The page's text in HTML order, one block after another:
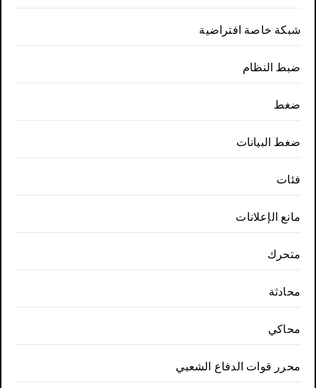
شبكة خاصة افتراضية
ضبط النظام
ضغط
ضغط البيانات
فئات
مانع الإعلانات
متحرك
محادثة
محاكي
محرر قوات الدفاع الشعبي